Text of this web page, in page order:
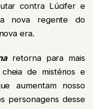
contra Lúcifer e
nova regente do
era.
retorna para mais
de mistérios e
aumentam nosso
personagens desse